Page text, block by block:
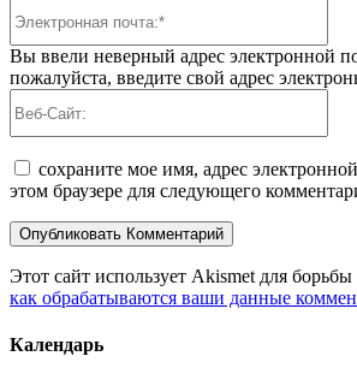
Вы ввели неверный адрес электронной
пожалуйста, введите свой адрес
сохраните мое имя, адрес
этом браузере для следующего
Этот сайт использует Akismet для
как обрабатываются ваши данные
Календарь